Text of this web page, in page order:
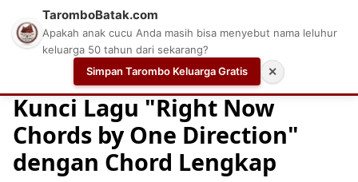
Chord Chord Gitar Chord Gitar Terbaik
Kunci Lagu "Right Now
Chords by One Direction"
dengan Chord Lengkap
TaromboBatak.com
Apakah anak cucu Anda masih bisa menyebut nama leluhur
keluarga 50 tahun dari sekarang?
Simpan Tarombo Keluarga Gratis
✕